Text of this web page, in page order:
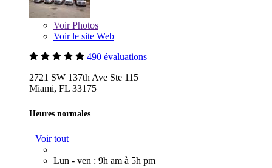
VoirPhotos
Voir le site Web
490 évaluations
2721 SW 137th Ave Ste 115
Miami, FL 33175
Heures normales
Voir tout
Lun - ven : 9h am à 5h pm